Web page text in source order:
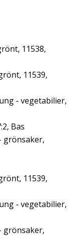
11538,
11539,
- vegetabilier,
Bas
grönsaker,
11539,
- vegetabilier,
grönsaker,